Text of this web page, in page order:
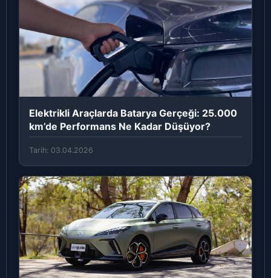
Elektrikli Araçlarda Batarya Gerçeği: 25.000
km’de Performans Ne Kadar Düşüyor?
Tarih: 03.04.2026